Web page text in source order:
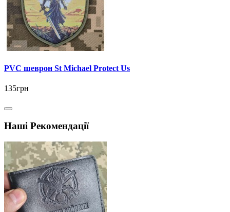
PVC шеврон St Michael Protect Us
135грн
Наші Рекомендації